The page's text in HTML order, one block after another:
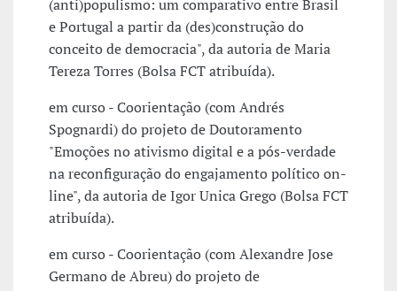
(anti)populismo: um comparativo entre Brasil
e Portugal a partir da (des)construção do
conceito de democracia", da autoria de Maria
Tereza Torres (Bolsa FCT atribuída).
em curso - Coorientação (com Andrés
Spognardi) do projeto de Doutoramento
"Emoções no ativismo digital e a pós-verdade
na reconfiguração do engajamento político on-
line", da autoria de Igor Unica Grego (Bolsa FCT
atribuída).
em curso - Coorientação (com Alexandre Jose
Germano de Abreu) do projeto de